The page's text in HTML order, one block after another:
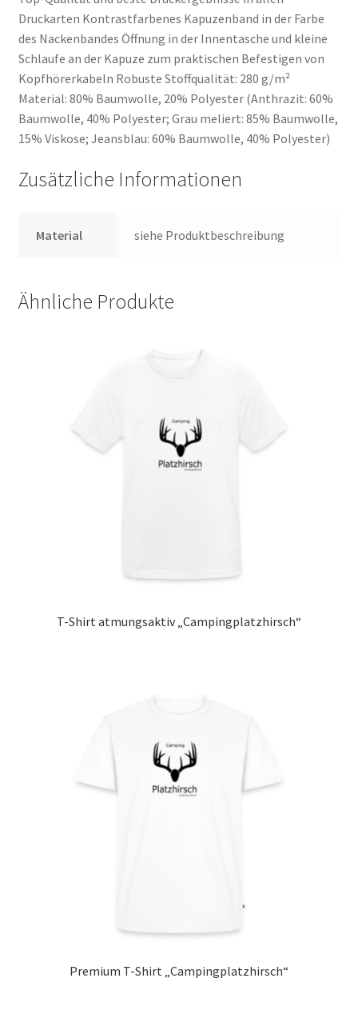
Druckarten Kontrastfarbenes Kapuzenband in der Farbe
des Nackenbandes Öffnung in der Innentasche und kleine
Schlaufe an der Kapuze zum praktischen Befestigen von
Kopfhörerkabeln Robuste Stoffqualität: 280 g/m²
Material: 80% Baumwolle, 20% Polyester (Anthrazit: 60%
Baumwolle, 40% Polyester; Grau meliert: 85% Baumwolle,
15% Viskose; Jeansblau: 60% Baumwolle, 40% Polyester)
Zusätzliche Informationen
Material siehe Produktbeschreibung
Ähnliche Produkte
T-Shirt atmungsaktiv „Campingplatzhirsch“
Premium T-Shirt „Campingplatzhirsch“